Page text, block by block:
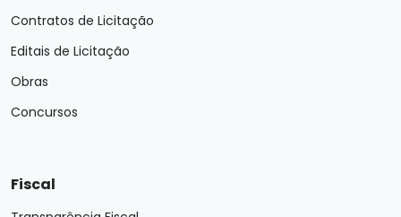
Contratos de Licitação
Editais de Licitação
Obras
Concursos
Fiscal